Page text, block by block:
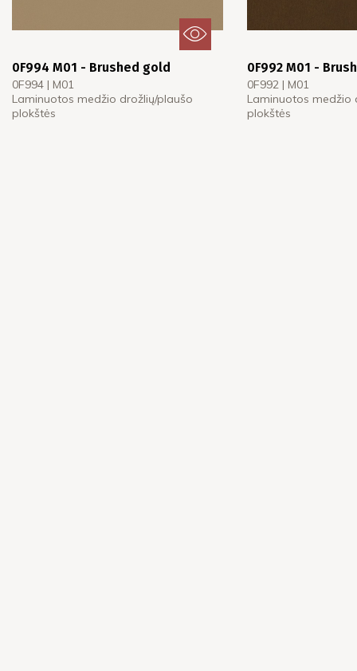
0F994 M01 - Brushed gold
0F994 | M01
Laminuotos medžio drožlių/plaušo
plokštės
0F992 M01 -
0F992 | M01
Laminuotos medžio
plokštės